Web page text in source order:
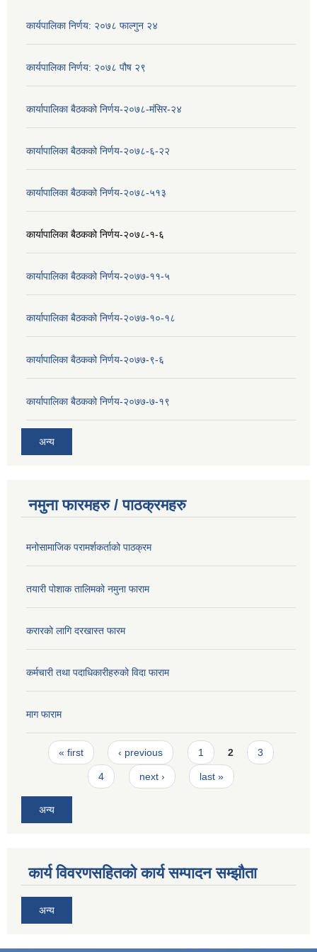
कार्यपालिका निर्णय: २०७८ फाल्गुन २४
कार्यपालिका निर्णय: २०७८ पौष २९
कार्यापालिका बैठकको निर्णय-२०७८-मंसिर-२४
कार्यापालिका बैठकको निर्णय-२०७८-६-२२
कार्यापालिका बैठकको निर्णय-२०७८-५१३
कार्यापालिका बैठकको निर्णय-२०७८-१-६
कार्यापालिका बैठकको निर्णय-२०७७-११-५
कार्यापालिका बैठकको निर्णय-२०७७-१०-१८
कार्यापालिका बैठकको निर्णय-२०७७-९-६
कार्यापालिका बैठकको निर्णय-२०७७-७-१९
अन्य
नमुना फारमहरु / पाठक्रमहरु
मनोसामाजिक परामर्शकर्ताको पाठक्रम
तयारी पोशाक तालिमको नमुना फाराम
करारको लागि दरखास्त फारम
कर्मचारी तथा पदाधिकारीहरुको विदा फाराम
माग फाराम
Pages
« first ‹ previous 1 2 3
4 next › last »
अन्य
कार्य विवरणसहितको कार्य सम्पादन सम्झौता
अन्य